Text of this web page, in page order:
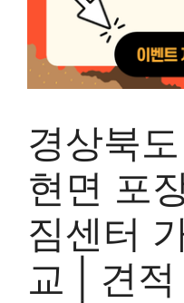
경상북
현면 포
짐센터
교 | 견